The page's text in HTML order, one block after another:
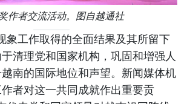
作者交流活动。图自越通社
象工作取得的全面结果及其所留下
清理党和国家机构，巩固和增强人
南的国际地位和声望。新闻媒体机
者对这一共同成就作出重要贡